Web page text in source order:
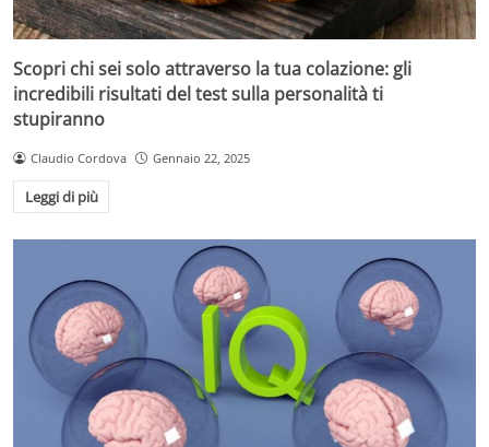
Scopri chi sei solo attraverso la tua colazione: gli
incredibili risultati del test sulla personalità ti
stupiranno
Claudio Cordova Gennaio 22, 2025
Leggi di più